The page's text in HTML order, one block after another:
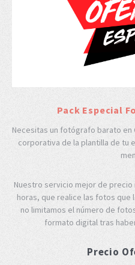
Pack Especial
Necesitas un fotógrafo barato en
corporativa de la plantilla de tu
Nuestro servicio mejor de
horas, que realice las fotos
no limitamos el número de
formato digital tras
Precio